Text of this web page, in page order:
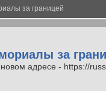
за границей
за
адресе - https://